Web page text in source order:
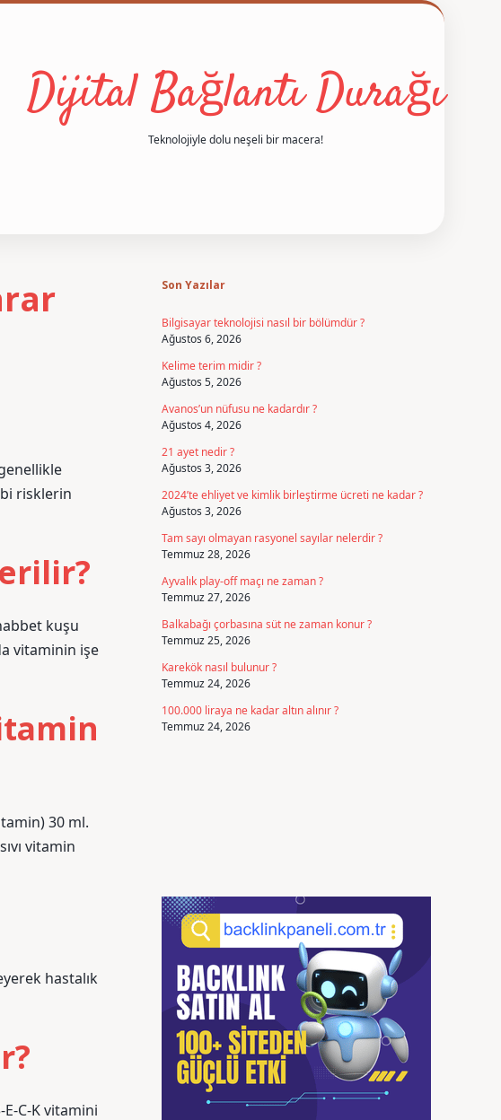
Dijital Bağlantı Durağı
Teknolojiyle dolu neşeli bir macera!
risklerin
kuşu
vitaminin işe
30 ml.
vitamin
hastalık
C-K vitamini
Son Yazılar
Bilgisayar teknolojisi nasıl bir bölümdür ?
Ağustos 6, 2026
Kelime terim midir ?
Ağustos 5, 2026
Avanos’un nüfusu ne kadardır ?
Ağustos 4, 2026
21 ayet nedir ?
Ağustos 3, 2026
2024’te ehliyet ve kimlik birleştirme ücreti ne kadar ?
Ağustos 3, 2026
Tam sayı olmayan rasyonel sayılar nelerdir ?
Temmuz 28, 2026
Ayvalık play-off maçı ne zaman ?
Temmuz 27, 2026
Balkabağı çorbasına süt ne zaman konur ?
Temmuz 25, 2026
Karekök nasıl bulunur ?
Temmuz 24, 2026
100.000 liraya ne kadar altın alınır ?
Temmuz 24, 2026